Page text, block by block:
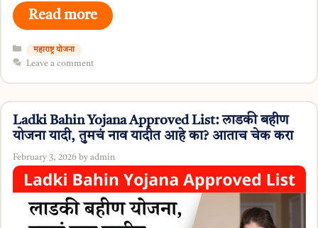
Read more
Categories
महाराष्ट्र योजना
Leave a comment
Ladki Bahin Yojana Approved List: लाडकी बहीण
योजना यादी, तुमचं नाव यादीत आहे का? आताच चेक करा
February 3, 2026 by admin